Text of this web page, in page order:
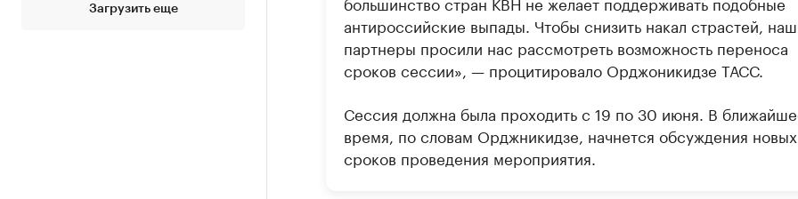
Загрузить еще
антироссийские выпады. Чтобы снизить накал страстей,
партнеры просили нас рассмотреть возможность переноса
сроков сессии», — процитировало Орджоникидзе ТАСС.
Сессия должна была проходить с 19 по 30 июня. В
время, по словам Орджникидзе, начнется обсуждения новых
сроков проведения мероприятия.